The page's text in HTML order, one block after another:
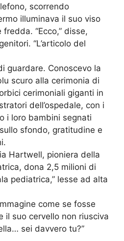
scorrendo
illuminava il suo viso
“Ecco,” disse,
“L’articolo del
guardare. Conoscevo la
scuro alla cerimonia di
cerimoniali giganti in
dell’ospedale, con i
i loro bambini segnati
sfondo, gratitudine e
Hartwell, pioniera della
dona 2,5 milioni di
pediatrica,” lesse ad alta
come se fosse
il suo cervello non riusciva
sei davvero tu?”